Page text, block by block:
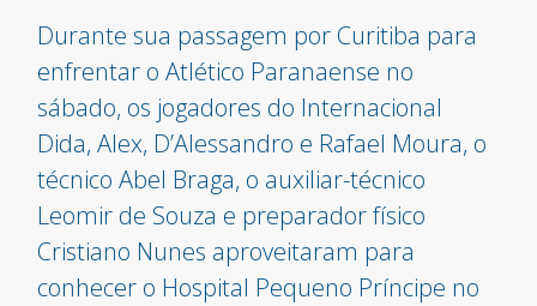
Durante sua passagem por Curitiba para
enfrentar o Atlético Paranaense no
sábado, os jogadores do Internacional
Dida, Alex, D’Alessandro e Rafael Moura, o
técnico Abel Braga, o auxiliar-técnico
Leomir de Souza e preparador físico
Cristiano Nunes aproveitaram para
conhecer o Hospital Pequeno Príncipe no